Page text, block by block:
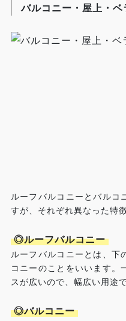
バルコニー・屋上・
ルーフバルコニーとバルコ
すが、それぞれ異なった特
◎ルーフバルコニー
ルーフバルコニーとは、下
コニーのことをいいます。
スが広いので、幅広い用途
◎バルコニー